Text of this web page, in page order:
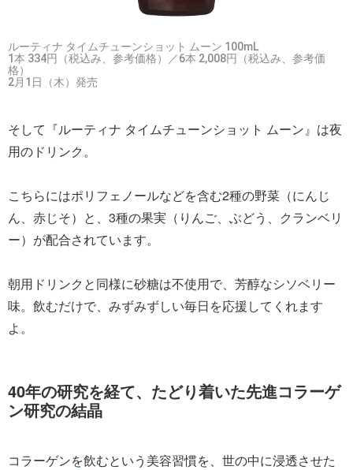
ルーティナ タイムチューンショット ムーン 100mL
1本 334円（税込み、参考価格）／6本 2,008円（税込み、参考価
格）
2月1日（木）発売
そして『ルーティナ タイムチューンショット ムーン』は夜
用のドリンク。
こちらにはポリフェノールなどを含む2種の野菜（にんじ
ん、赤じそ）と、3種の果実（りんご、ぶどう、クランベリ
ー）が配合されています。
朝用ドリンクと同様に砂糖は不使用で、芳醇なシソベリー
味。飲むだけで、みずみずしい毎日を応援してくれます
よ。
40年の研究を経て、たどり着いた先進コラーゲ
ン研究の結晶
コラーゲンを飲むという美容習慣を、世の中に浸透させた